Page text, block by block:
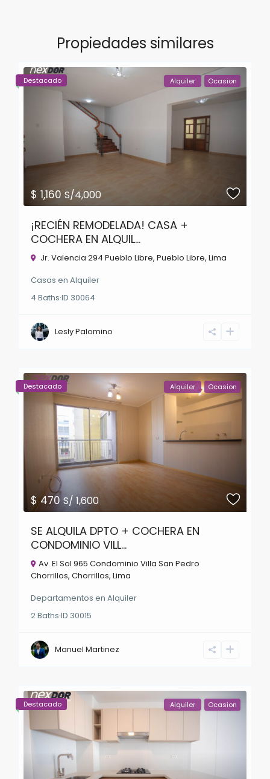
Propiedades similares
$ 1,160S/4,000
Alquiler Ocasion
Destacado
¡RECIÉN REMODELADA! CASA +
COCHERA EN ALQUIL...
Jr. Valencia 294 Pueblo Libre,Pueblo Libre,Lima
Casas enAlquiler
4 Baths·ID 30064
Lesly Palomino
$ 470S/ 1,600
Alquiler Ocasion
Destacado
SE ALQUILA DPTO + COCHERA EN
CONDOMINIO VILL...
Av. El Sol 965 Condominio Villa San Pedro
Chorrillos,Chorrillos,Lima
Departamentos enAlquiler
2Baths·ID 30015
Manuel Martinez
Alquiler Ocasion
Destacado